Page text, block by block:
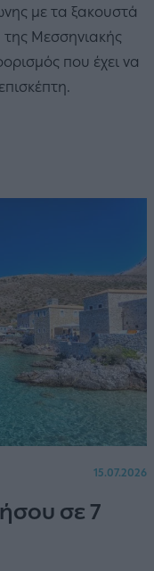
με τα ξακουστά
της Μεσσηνιακής
που έχει να
15.07.2026
σε 7